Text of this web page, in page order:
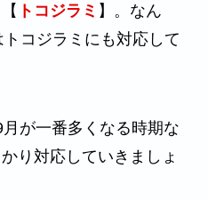
トコジラミ 】。なん
コジラミにも対応して
が一番多くなる時期な
り対応していきましょ